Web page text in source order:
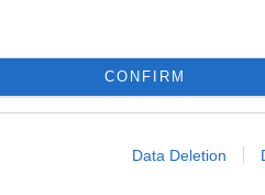
CONFIRM
Data Deletion